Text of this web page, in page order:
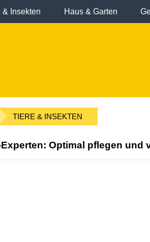
& Insekten Haus & Garten
TIERE & INSEKTEN
Optimal pflegen und